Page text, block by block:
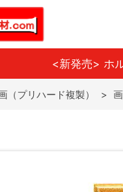
<新発売> ホ
（プリハード複製） >